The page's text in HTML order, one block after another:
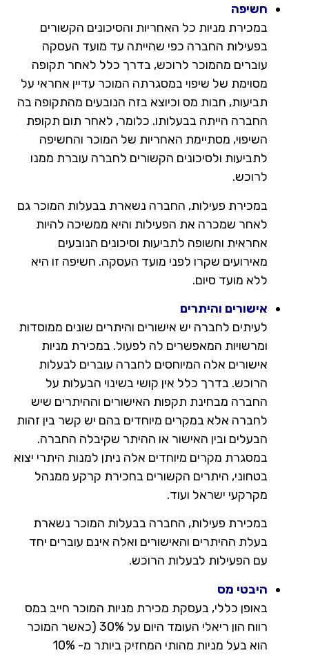
חשיפה
במכירת מניות כל האחריות והסיכונים הקשורים
בפעילות החברה כפי שהייתה עד מועד העסקה
עוברים מהמוכר לרוכש, בדרך כלל לאחר תקופה
מסוימת של שיפוי במסגרתה המוכר עדיין אחראי על
תביעות, חבות מס וכיוצא בזה הנובעים מהתקופה בה
החברה הייתה בבעלותו. כלומר, לאחר תום תקופת
השיפוי, מסתיימת האחריות של המוכר והחשיפה
לתביעות ולסיכונים הקשורים לחברה עוברת ממנו
לרוכש.
במכירת פעילות, החברה נשארת בבעלות המוכר גם
לאחר שמכרה את הפעילות והיא ממשיכה להיות
אחראית וחשופה לתביעות וסיכונים הנובעים
מאירועים שקרו לפני מועד העסקה. חשיפה זו היא
ללא מועד סיום.
אישורים והיתרים
לעיתים לחברה יש אישורים והיתרים שונים ממוסדות
ומרשויות המאפשרים לה לפעול. במכירת מניות
אישורים אלה המיוחסים לחברה עוברים לבעלות
הרוכש. בדרך כלל אין קושי בשינוי הבעלות על
החברה מבחינת תקפות האישורים וההיתרים שיש
לחברה אלא במקרים מיוחדים בהם יש קשר בין זהות
הבעלים ובין האישור או ההיתר שקיבלה החברה.
במסגרת מקרים מיוחדים אלה ניתן למנות היתרי יצוא
בטחוני, היתרים הקשורים בחכירת קרקע ממנהל
מקרקעי ישראל ועוד.
במכירת פעילות, החברה בבעלות המוכר נשארת
בעלת ההיתרים והאישורים ואלה אינם עוברים יחד
עם הפעילות לבעלות הרוכש.
היבטי מס
באופן כללי, בעסקת מכירת מניות המוכר חייב במס
רווח הון ריאלי העומד היום על 30% (כאשר המוכר
הוא בעל מניות מהותי המחזיק ביותר מ- 10%